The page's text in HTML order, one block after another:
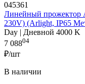
045361
Линейный прожектор
230V) (Arlight, IP65
Day | Дневной 4000 K
7 08804
₽/шт
В наличии